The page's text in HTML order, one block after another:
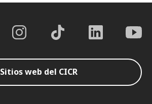
Sitios web del CICR